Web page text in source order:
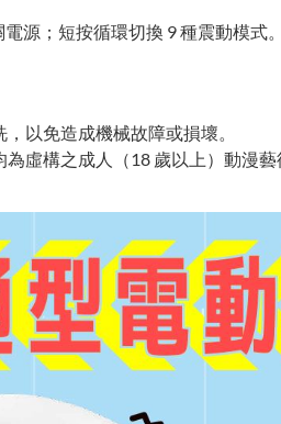
源；短按循環切換 9 種震動模式
以免造成機械故障或損壞。
為虛構之成人（18 歲以上）動漫